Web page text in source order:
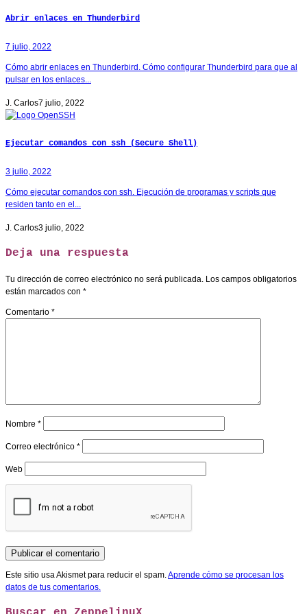
Abrir enlaces en Thunderbird
7 julio, 2022
Cómo abrir enlaces en Thunderbird. Cómo configurar Thunderbird para que al
pulsar en los enlaces...
J. Carlos7 julio, 2022
Ejecutar comandos con ssh (Secure Shell)
3 julio, 2022
Cómo ejecutar comandos con ssh. Ejecución de programas y scripts que
residen tanto en el...
J. Carlos3 julio, 2022
Deja una respuesta
Tu dirección de correo electrónico no será publicada. Los campos obligatorios
están marcados con *
Comentario *
Nombre *
Correo electrónico *
Web
Este sitio usa Akismet para reducir el spam.Aprende cómo se procesan los
datos de tus comentarios.